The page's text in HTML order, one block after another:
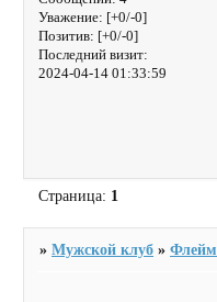
Уважение: [+0/-0]
Позитив: [+0/-0]
Последний визит:
2024-04-14 01:33:59
Страница: 1
»Мужской клуб »Флейм